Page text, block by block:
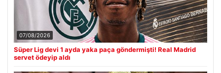
07/08/2026
Süper Lig devi 1 ayda yaka paça göndermişti! Real Madrid
servet ödeyip aldı